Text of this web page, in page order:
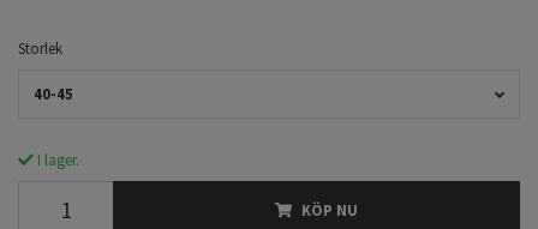
Storlek
40-45
I lager.
KÖP NU